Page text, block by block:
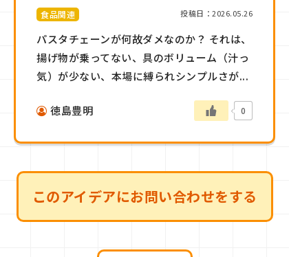
食品関連 投稿日：2026.05.26
パスタチェーンが何故ダメなのか？ それは、
揚げ物が乗ってない、具のボリューム（汁っ
気）が少ない、本場に縛られシンプルさが...
徳島豊明 0
このアイデアにお問い合わせをする